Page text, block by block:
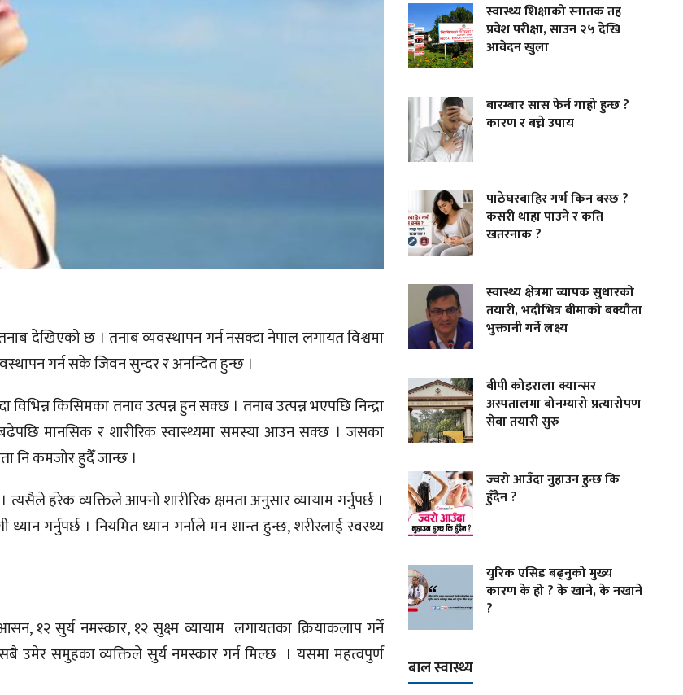
देखिएको छ । तनाब व्यवस्थापन गर्न नसक्दा नेपाल लगायत विश्वमा
गर्न सके जिवन सुन्दर र अनन्दित हुन्छ ।
किसिमका तनाव उत्पन्न हुन सक्छ । तनाब उत्पन्न भएपछि निन्द्रा
मानसिक र शारीरिक स्वास्थ्यमा समस्या आउन सक्छ । जसका
नि कमजोर हुदैँ जान्छ ।
हरेक व्यक्तिले आफ्नो शारीरिक क्षमता अनुसार व्यायाम गर्नुपर्छ ।
गर्नुपर्छ । नियमित ध्यान गर्नाले मन शान्त हुन्छ, शरीरलाई स्वस्थ्य
१२ सुर्य नमस्कार, १२ सुक्ष्म व्यायाम लगायतका क्रियाकलाप गर्ने
उमेर समुहका व्यक्तिले सुर्य नमस्कार गर्न मिल्छ । यसमा महत्वपुर्ण
स्वास्थ्य शिक्षाको स्नातक तह
प्रवेश परीक्षा, साउन २५ देखि
आवेदन खुला
बारम्बार सास फेर्न गाह्रो हुन्छ ?
कारण र बच्ने उपाय
पाठेघरबाहिर गर्भ किन बस्छ ?
कसरी थाहा पाउने र कति
खतरनाक ?
स्वास्थ्य क्षेत्रमा व्यापक सुधारको
तयारी, भदौभित्र बीमाको बक्यौता
भुक्तानी गर्ने लक्ष्य
बीपी कोइराला क्यान्सर
अस्पतालमा बोनम्यारो प्रत्यारोपण
सेवा तयारी सुरु
ज्वरो आउँदा नुहाउन हुन्छ कि
हुँदैन ?
युरिक एसिड बढ्नुको मुख्य
कारण के हो ? के खाने, के नखाने
?
बाल स्वास्थ्य